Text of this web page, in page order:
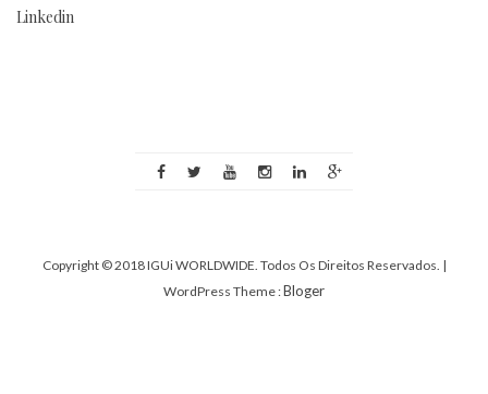
Linkedin
Copyright © 2018 IGUi WORLDWIDE. Todos Os Direitos Reservados. |
WordPress Theme :Bloger